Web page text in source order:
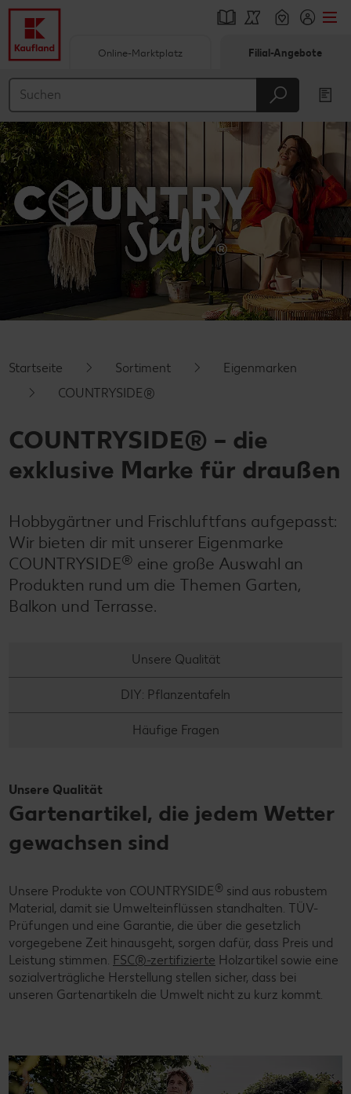
Hauptinhalt
Footer
Schwebender Seitenbereich
Online-Marktplatz Filial-Angebote
Startseite Sortiment
Eigenmarken
COUNTRYSIDE®
COUNTRYSIDE® – die
exklusive Marke für draußen
Hobbygärtner und Frischluftfans aufgepasst:
Wir bieten dir mit unserer Eigenmarke
COUNTRYSIDE® eine große Auswahl an
Produkten rund um die Themen Garten,
Balkon und Terrasse.
Unsere Qualität
DIY: Pflanzentafeln
Häufige Fragen
Unsere Qualität
Gartenartikel, die jedem Wetter
gewachsen sind
Unsere Produkte von COUNTRYSIDE® sind aus robustem
Material, damit sie Umwelteinflüssen standhalten. TÜV-
Prüfungen und eine Garantie, die über die gesetzlich
vorgegebene Zeit hinausgeht, sorgen dafür, dass Preis und
Leistung stimmen. FSC®-zertifizierte Holzartikel sowie eine
sozialverträgliche Herstellung stellen sicher, dass bei
unseren Gartenartikeln die Umwelt nicht zu kurz kommt.